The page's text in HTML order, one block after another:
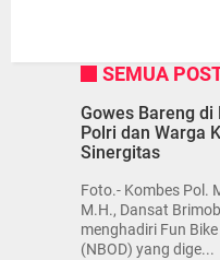
SEMUA
Gowes Bareng di
Polri dan Warga
Sinergitas
Foto.- Kombes Pol.
M.H., Dansat
menghadiri Fun
(NBOD) yang dige...